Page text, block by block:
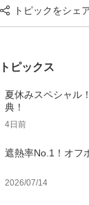
量 丈夫 1級遮光
熱効果 大人 深張り
竹手元 バンブーピ
トピックをシェ
ピックス
夏休みスペシャル
典！
4日前
遮熱率No.1！オフ
2026/07/14